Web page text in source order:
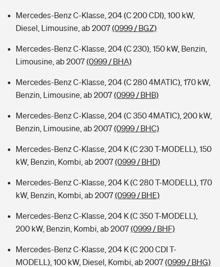
Mercedes-Benz C-Klasse, 204 (C 200 CDI), 100 kW,
Diesel, Limousine, ab 2007(0999 / BGZ)
Mercedes-Benz C-Klasse, 204 (C 230), 150 kW, Benzin,
Limousine, ab 2007(0999 / BHA)
Mercedes-Benz C-Klasse, 204 (C 280 4MATIC), 170 kW,
Benzin, Limousine, ab 2007(0999 / BHB)
Mercedes-Benz C-Klasse, 204 (C 350 4MATIC), 200 kW,
Benzin, Limousine, ab 2007(0999 / BHC)
Mercedes-Benz C-Klasse, 204 K (C 230 T-MODELL), 150
kW, Benzin, Kombi, ab 2007(0999 / BHD)
Mercedes-Benz C-Klasse, 204 K (C 280 T-MODELL), 170
kW, Benzin, Kombi, ab 2007(0999 / BHE)
Mercedes-Benz C-Klasse, 204 K (C 350 T-MODELL),
200 kW, Benzin, Kombi, ab 2007(0999 / BHF)
Mercedes-Benz C-Klasse, 204 K (C 200 CDI T-
MODELL), 100 kW, Diesel, Kombi, ab 2007(0999 / BHG)